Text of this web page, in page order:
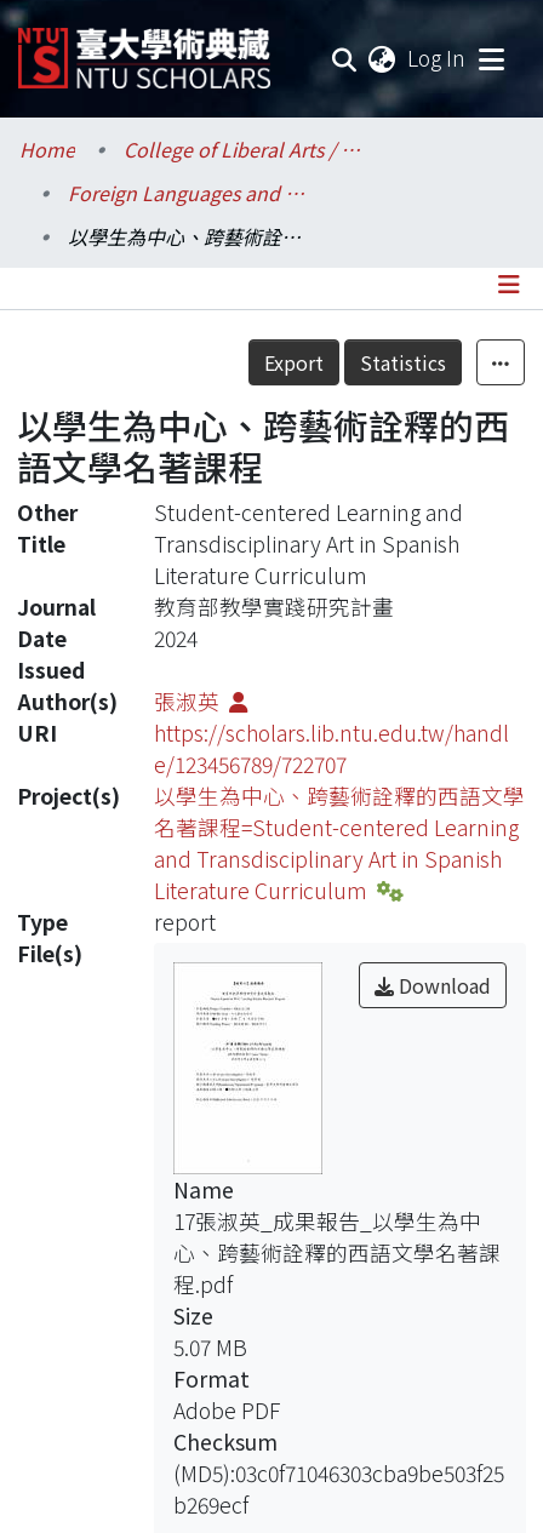
Log In
Communities & Collections
Research Outputs
Statistics
Home
College of Liberal Arts / 文學院
Foreign Languages and Literatures / 外國語文學系
以學生為中心、跨藝術詮釋的西語文學名著課程
Details
Export Statistics
以學生為中心、跨藝術詮釋的西
語文學名著課程
Other
Title
Student-centered Learning and
Transdisciplinary Art in Spanish
Literature Curriculum
Journal
教育部教學實踐研究計畫
Date
Issued
2024
Author(s)
張淑英
URI
https://scholars.lib.ntu.edu.tw/handl
e/123456789/722707
Project(s)
以學生為中心、跨藝術詮釋的西語文學
名著課程=Student-centered Learning
and Transdisciplinary Art in Spanish
Literature Curriculum
Type
report
File(s)
Download
Name
17張淑英_成果報告_以學生為中
心、跨藝術詮釋的西語文學名著課
程.pdf
Size
5.07 MB
Format
Adobe PDF
Checksum
(MD5):03c0f71046303cba9be503f25
b269ecf